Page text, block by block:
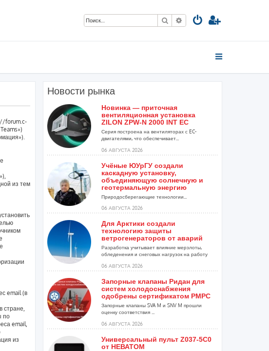
Поиск Расширенный поиск
forum.c-
из тем
email (в
стране,
по
email,
из
Новости рынка
Новинка — приточная
вентиляционная установка
ZILON ZPW-N 2000 INT EC
Серия построена на вентиляторах с EC-
двигателями, что обеспечивает...
06 АВГУСТА 2026
Учёные ЮУрГУ создали
каскадную установку,
объединяющую солнечную и
геотермальную энергию
Природосберегающие технологии...
06 АВГУСТА 2026
Для Арктики создали
технологию защиты
ветрогенераторов от аварий
Разработка учитывает влияние мерзлоты,
обледенения и снеговых нагрузок на работу
06 АВГУСТА 2026
Запорные клапаны Ридан для
систем холодоснабжения
одобрены сертификатом РМРС
Запорные клапаны SVA M и SNV M прошли
оценку соответствия ...
06 АВГУСТА 2026
Универсальный пульт Z037-5C0
от НЕВАТОМ